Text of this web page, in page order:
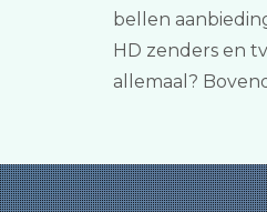
bellen
HD zenders en
allemaal?